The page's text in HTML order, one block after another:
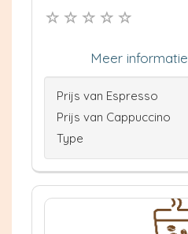
Meer informatie
Prijs van Espresso
Prijs van Cappuccino
Type